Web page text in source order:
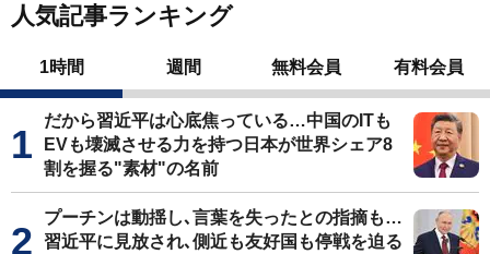
人気記事ランキング
1時間 週間 無料会員 有料会員
だから習近平は心底焦っている…中国のITも
EVも壊滅させる力を持つ日本が世界シェア8
割を握る"素材"の名前
プーチンは動揺し､言葉を失ったとの指摘も…
習近平に見放され､側近も友好国も停戦を迫る